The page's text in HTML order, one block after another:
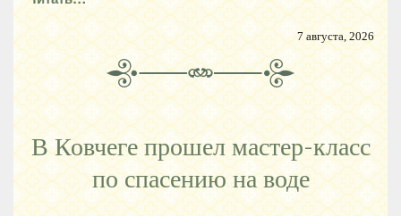
7 августа, 2026
В Ковчеге прошел мастер-класс
по спасению на воде